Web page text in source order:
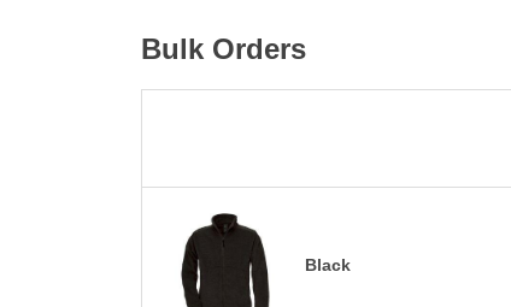
Bulk Orders
Black